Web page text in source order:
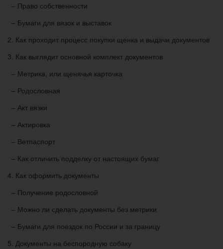
– Право собственности
– Бумаги для вязок и выставок
2. Как проходит процесс покупки щенка и выдачи документов
3. Как выглядит основной комплект документов
– Метрика, или щенячья карточка
– Родословная
– Акт вязки
– Актировка
– Ветпаспорт
– Как отличить подделку от настоящих бумаг
4. Как оформить документы
– Получение родословной
– Можно ли сделать документы без метрики
– Бумаги для поездок по России и за границу
5. Документы на беспородную собаку